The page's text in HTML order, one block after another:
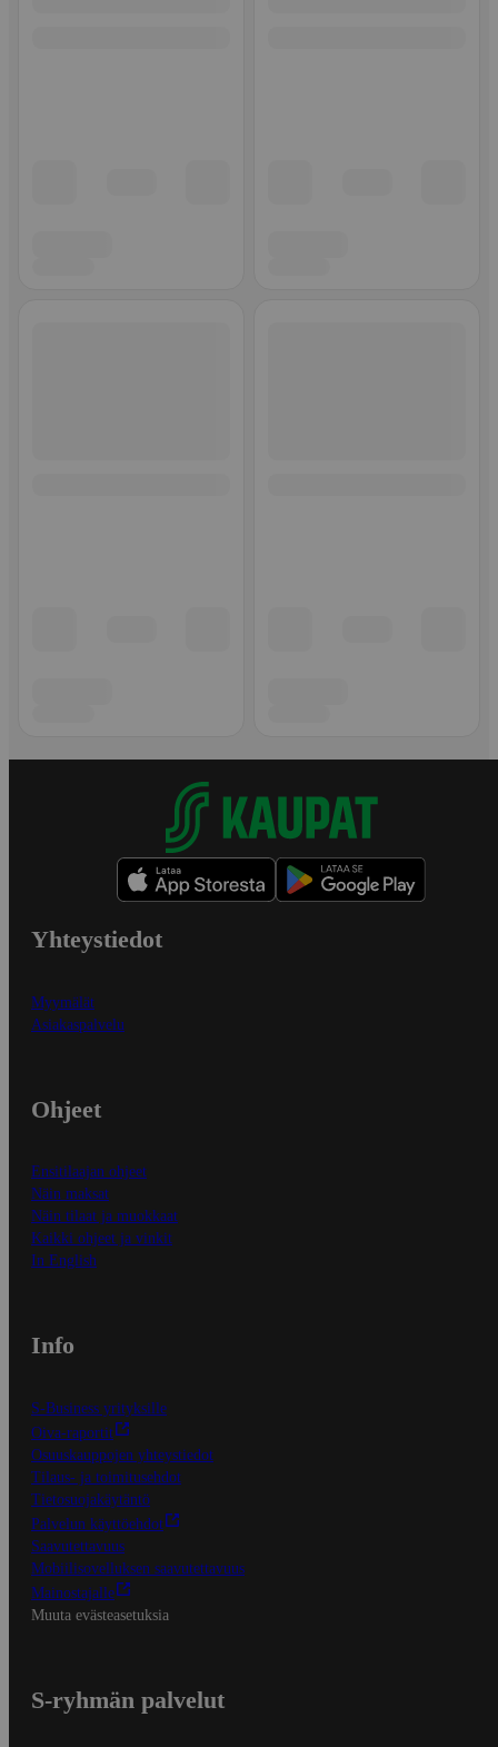
Yhteystiedot
Myymälät
Asiakaspalvelu
Ohjeet
Ensitilaajan ohjeet
Näin maksat
Näin tilaat ja muokkaat
Kaikki ohjeet ja vinkit
In English
Info
S-Business yrityksille
Oiva-raportit
Osuuskauppojen yhteystiedot
Tilaus- ja toimitusehdot
Tietosuojakäytäntö
Palvelun käyttöehdot
Saavutettavuus
Mobiilisovelluksen saavutettavuus
Mainostajalle
Muuta evästeasetuksia
S-ryhmän palvelut